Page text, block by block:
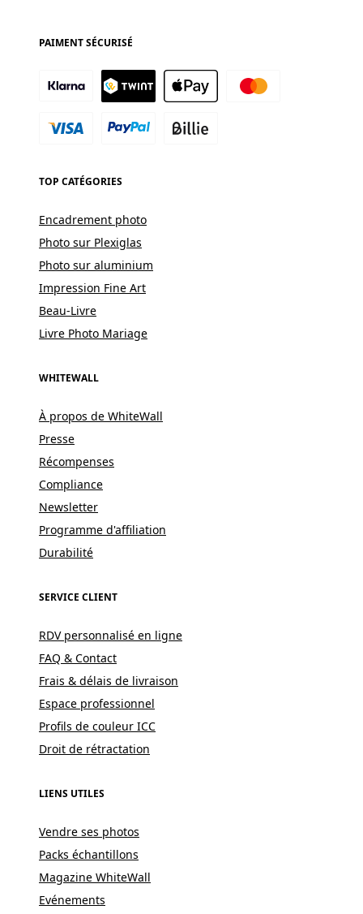
PAIMENT SÉCURISÉ
TOP CATÉGORIES
Encadrement photo
Photo sur Plexiglas
Photo sur aluminium
Impression Fine Art
Beau-Livre
Livre Photo Mariage
WHITEWALL
À propos de WhiteWall
Presse
Récompenses
Compliance
Newsletter
Programme d'affiliation
Durabilité
SERVICE CLIENT
RDV personnalisé en ligne
FAQ & Contact
Frais & délais de livraison
Espace professionnel
Profils de couleur ICC
Droit de rétractation
LIENS UTILES
Vendre ses photos
Packs échantillons
Magazine WhiteWall
Evénements